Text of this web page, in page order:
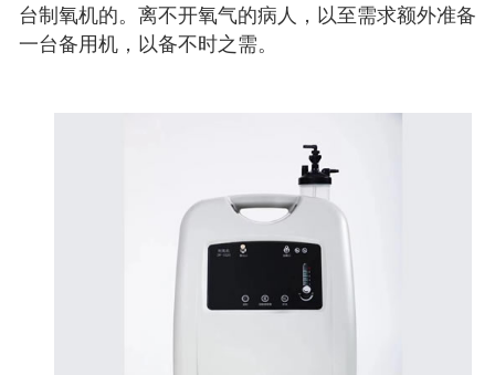
台制氧机的。离不开氧气的病人，以至需求额外准备
一台备用机，以备不时之需。